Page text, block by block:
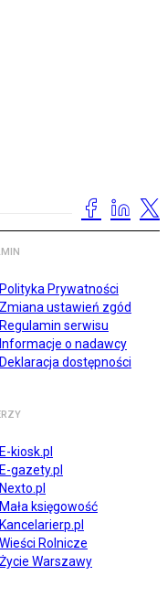
Polityka Prywatności
Zmiana ustawień zgód
Regulamin serwisu
Informacje o nadawcy
Deklaracja dostępności
E-kiosk.pl
E-gazety.pl
Nexto.pl
Mała księgowość
Kancelarierp.pl
Wieści Rolnicze
Życie Warszawy